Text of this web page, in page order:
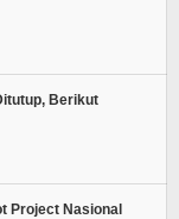
Berikut
Project Nasional